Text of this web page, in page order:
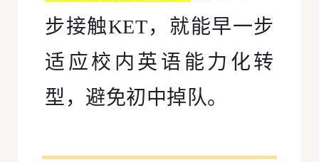
步接触KET，就能早一步
适应校内英语能力化转
型，避免初中掉队。